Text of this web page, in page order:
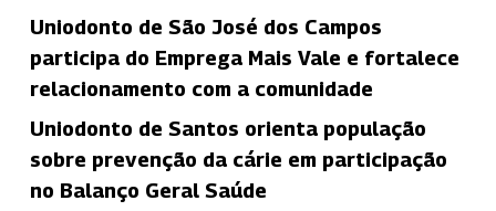
Uniodonto de São José dos Campos
participa do Emprega Mais Vale e fortalece
relacionamento com a comunidade
Uniodonto de Santos orienta população
sobre prevenção da cárie em participação
no Balanço Geral Saúde